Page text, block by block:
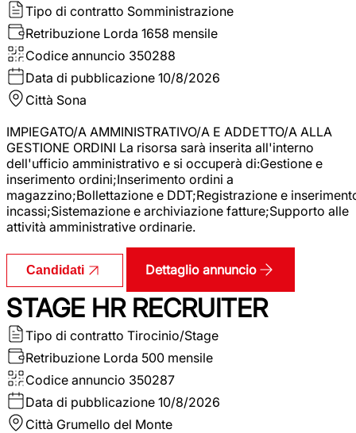
Tipo di contratto Somministrazione
Retribuzione Lorda 1658 mensile
Codice annuncio 350288
Data di pubblicazione 10/8/2026
Città Sona
IMPIEGATO/A AMMINISTRATIVO/A E ADDETTO/A ALLA
GESTIONE ORDINI La risorsa sarà inserita all'interno
dell'ufficio amministrativo e si occuperà di:Gestione e
inserimento ordini;Inserimento ordini a
magazzino;Bollettazione e DDT;Registrazione e
incassi;Sistemazione e archiviazione fatture;Supporto alle
attività amministrative ordinarie.
Candidati Dettaglio annuncio
STAGE HR RECRUITER
Tipo di contratto Tirocinio/Stage
Retribuzione Lorda 500 mensile
Codice annuncio 350287
Data di pubblicazione 10/8/2026
Città Grumello del Monte